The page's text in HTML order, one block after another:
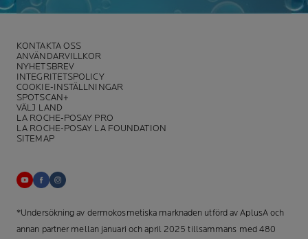
KONTAKTA OSS
ANVÄNDARVILLKOR
NYHETSBREV
INTEGRITETSPOLICY
COOKIE-INSTÄLLNINGAR
SPOTSCAN+
VÄLJ LAND
LA ROCHE-POSAY PRO
LA ROCHE-POSAY LA FOUNDATION
SITEMAP
*Undersökning av dermokosmetiska marknaden utförd av AplusA och
annan partner mellan januari och april 2025 tillsammans med 480